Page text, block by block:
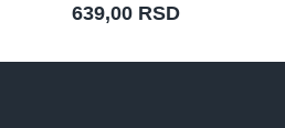
639,00 RSD